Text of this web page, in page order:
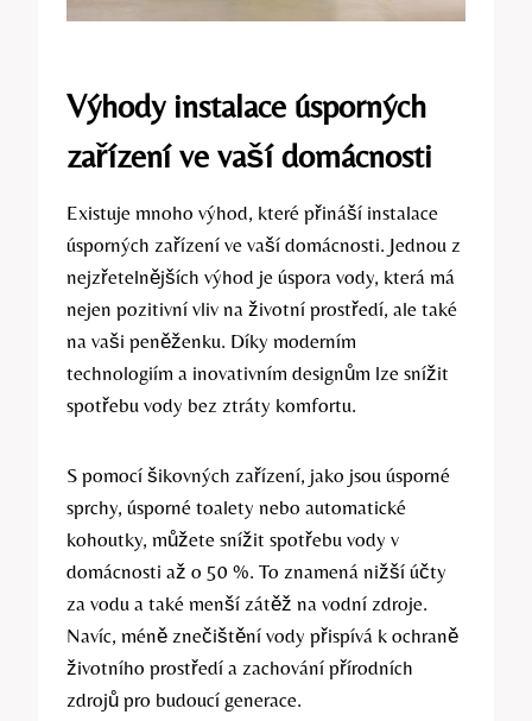
Výhody instalace úsporných
zařízení ve vaší domácnosti
Existuje mnoho výhod, které přináší instalace
úsporných zařízení ve vaší domácnosti. Jednou z
nejzřetelnějších výhod je úspora vody, která má
nejen pozitivní vliv na životní prostředí, ale také
na vaši peněženku. Díky moderním
technologiím a inovativním designům lze snížit
spotřebu vody bez ztráty komfortu.
S pomocí šikovných zařízení, jako jsou úsporné
sprchy, úsporné toalety nebo automatické
kohoutky, můžete snížit spotřebu vody v
domácnosti až o 50 %. To znamená nižší účty
za vodu a také menší zátěž na vodní zdroje.
Navíc, méně znečištění vody přispívá k ochraně
životního prostředí a zachování přírodních
zdrojů pro budoucí generace.